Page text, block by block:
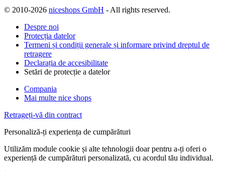
© 2010-2026 niceshops GmbH - All rights reserved.
Despre noi
Protecția datelor
Termeni și condiții generale și informare privind dreptul de
retragere
Declarația de accesibilitate
Setări de protecție a datelor
Compania
Mai multe nice shops
Retrageți-vă din contract
Personaliză-ți experiența de cumpărături
Utilizăm module cookie și alte tehnologii doar pentru a-ți oferi o
experiență de cumpărături personalizată, cu acordul tău individual.